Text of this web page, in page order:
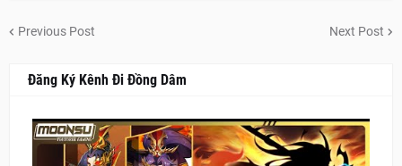
Previous Post Next Post
Đăng Ký Kênh Đi Đồng Dâm